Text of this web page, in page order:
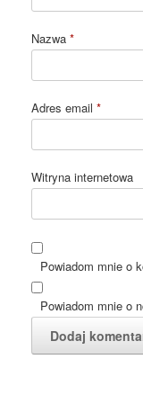
Nazwa *
Adres email *
Witryna internetowa
Powiadom mnie o
Powiadom mnie o